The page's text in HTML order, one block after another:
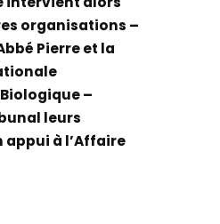
organisations –
Pierre et la
–
leurs
appui à l’Affaire